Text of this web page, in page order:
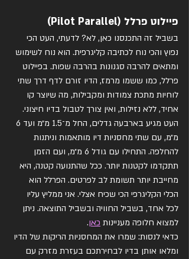
פיילוט פרלל (Pilot Parallel)
בשביל זה התכנסנו כאן, לא? לדעתי, העט הכי
נפוץ והכי נוח לכתיבה קליגרפית. הוא נוח לשימוש
ומתאים להרבה סגנונות בהרבה שפות. בפיילוט
פרלל, כמו ששמו מרמז, הדיו זורם לדף דרך שתי
לוחיות מתכת צמודות ומקבילות, מה שיוצר קו
אחיד, ללא נזילות, ואין צורך לטבול בדיו חיצוני.
מ״מ, עם שתי מחסניות דיו מותאמות וניתנות
להחלפה. התחילו עם גודל 6 מ״מ, ועם הזמן
תתקדמו לקטנות יותר. ככל שהתנועה קטנה, היא
מחייבת יותר תשומת לב לפרטים. הפרלל הוא
הכלי הקליגרפי הכי שכיח אצלי. אני ממליץ עליו
לכל אחד, בשביל החוויה ובשביל התוצאה. ניתן
למצוא חלופה מעניינות כאן.
כדאי לנסות: שמרו את המחסניות הריקות של הדיו
ומלאו אותן בדיו לבחירתכם בעזרת מזרק עם